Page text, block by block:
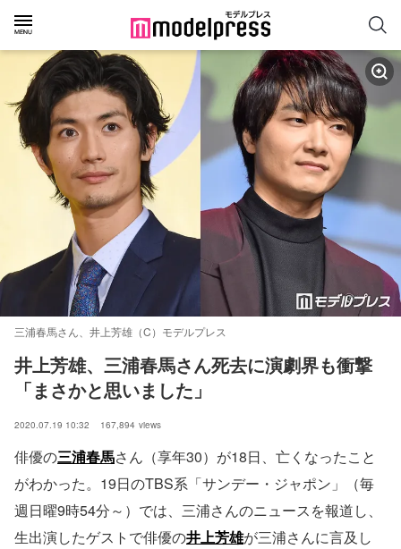
三浦春馬さん、井上芳雄（C）モデルプレス
井上芳雄、三浦春馬さん死去に演劇界も衝撃
「まさかと思いました」
2020.07.19 10:32 167,894 views
俳優の三浦春馬さん（享年30）が18日、亡くなったこと
がわかった。19日のTBS系「サンデー・ジャポン」（毎
週日曜9時54分～）では、三浦さんのニュースを報道し、
生出演したゲストで俳優の井上芳雄が三浦さんに言及し